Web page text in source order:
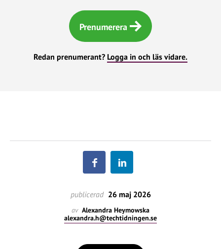
Prenumerera
Redan prenumerant? Logga in och läs vidare.
publicerad 26 maj 2026
av Alexandra Heymowska
alexandra.h@techtidningen.se